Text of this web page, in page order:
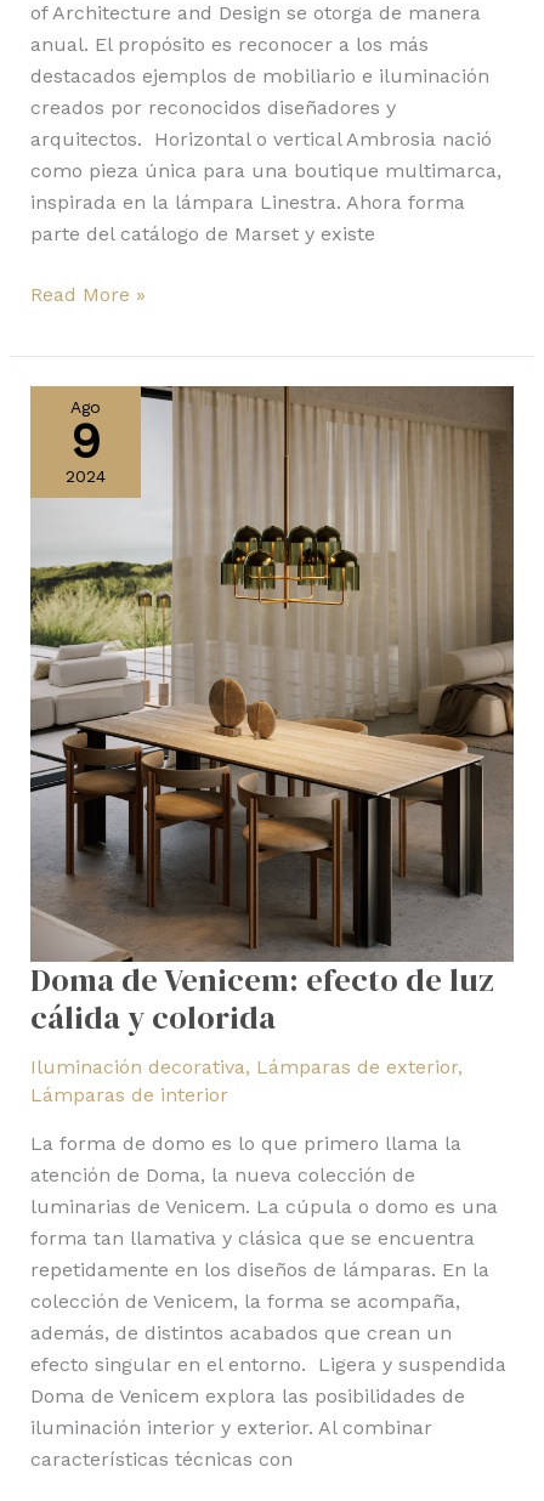
of Architecture and Design se otorga de manera
anual. El propósito es reconocer a los más
destacados ejemplos de mobiliario e iluminación
creados por reconocidos diseñadores y
arquitectos. Horizontal o vertical Ambrosia nació
como pieza única para una boutique multimarca,
inspirada en la lámpara Linestra. Ahora forma
parte del catálogo de Marset y existe
Read More »
Ago
9
2024
Doma de Venicem: efecto de luz
cálida y colorida
Iluminación decorativa, Lámparas de exterior,
Lámparas de interior
La forma de domo es lo que primero llama la
atención de Doma, la nueva colección de
luminarias de Venicem. La cúpula o domo es una
forma tan llamativa y clásica que se encuentra
repetidamente en los diseños de lámparas. En la
colección de Venicem, la forma se acompaña,
además, de distintos acabados que crean un
efecto singular en el entorno. Ligera y suspendida
Doma de Venicem explora las posibilidades de
iluminación interior y exterior. Al combinar
características técnicas con
Venicem:
efecto
de
cálida
y
colorida